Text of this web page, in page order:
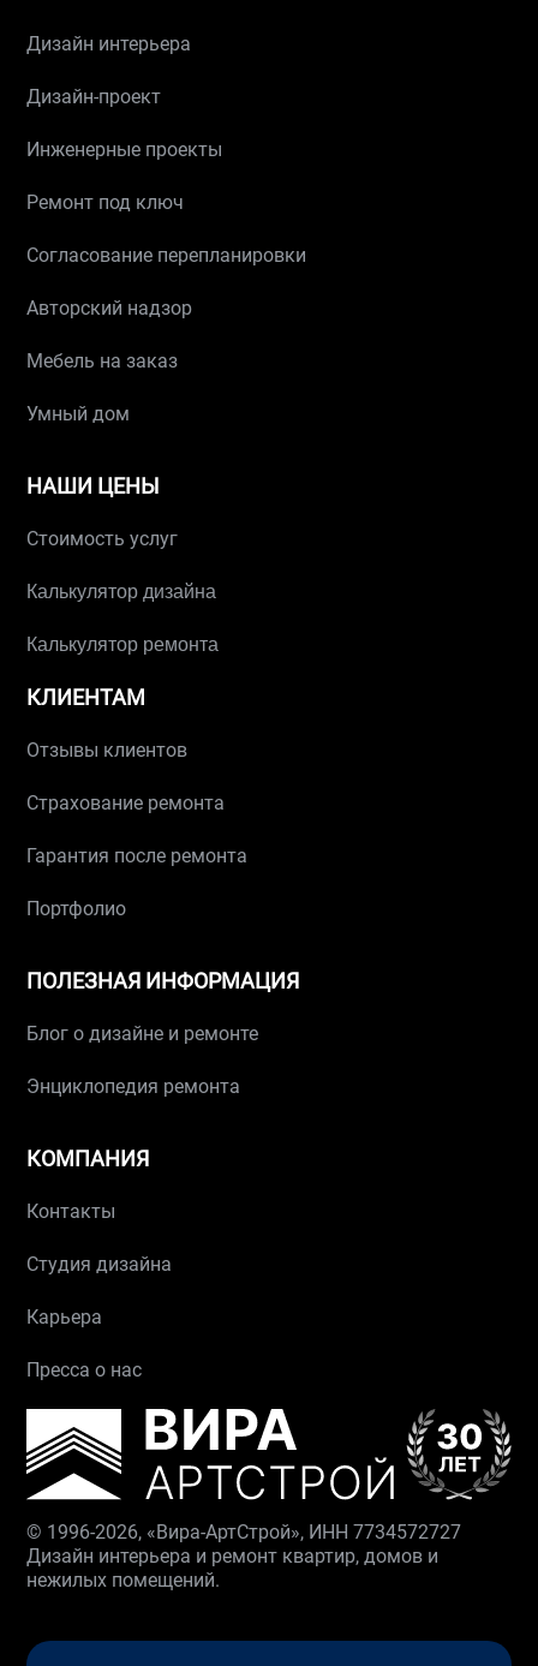
Дизайн интерьера
Дизайн-проект
Инженерные проекты
Ремонт под ключ
Согласование перепланировки
Авторский надзор
Мебель на заказ
Умный дом
НАШИ ЦЕНЫ
Стоимость услуг
Калькулятор дизайна
Калькулятор ремонта
КЛИЕНТАМ
Отзывы клиентов
Страхование ремонта
Гарантия после ремонта
Портфолио
ПОЛЕЗНАЯ ИНФОРМАЦИЯ
Блог о дизайне и ремонте
Энциклопедия ремонта
КОМПАНИЯ
Контакты
Студия дизайна
Карьера
Пресса о нас
© 1996-2026, «Вира-АртСтрой», ИНН 7734572727
Дизайн интерьера и ремонт квартир, домов и
нежилых помещений.